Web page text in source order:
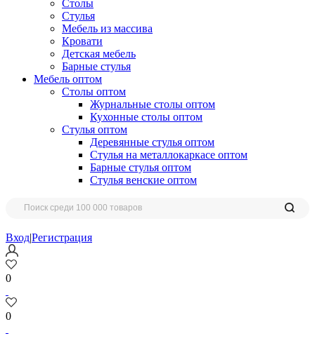
Столы
Стулья
Мебель из массива
Кровати
Детская мебель
Барные стулья
Мебель оптом
Столы оптом
Журнальные столы оптом
Кухонные столы оптом
Стулья оптом
Деревянные стулья оптом
Стулья на металлокаркасе оптом
Барные стулья оптом
Стулья венские оптом
Вход|Регистрация
0
0